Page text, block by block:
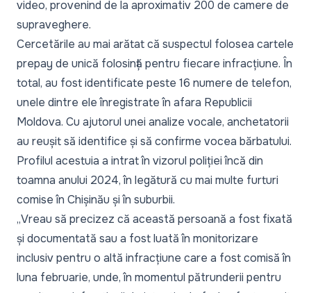
video, provenind de la aproximativ 200 de camere de
supraveghere.
Cercetările au mai arătat că suspectul folosea cartele
prepay de unică folosință pentru fiecare infracțiune. În
total, au fost identificate peste 16 numere de telefon,
unele dintre ele înregistrate în afara Republicii
Moldova. Cu ajutorul unei analize vocale, anchetatorii
au reușit să identifice și să confirme vocea bărbatului.
Profilul acestuia a intrat în vizorul poliției încă din
toamna anului 2024, în legătură cu mai multe furturi
comise în Chișinău și în suburbii.
„Vreau să precizez că această persoană a fost fixată
și documentată sau a fost luată în monitorizare
inclusiv pentru o altă infracțiune care a fost comisă în
luna februarie, unde, în momentul pătrunderii pentru